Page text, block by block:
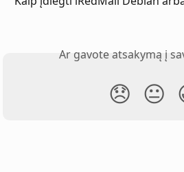
Ar gavote atsakymą į
😞 😐